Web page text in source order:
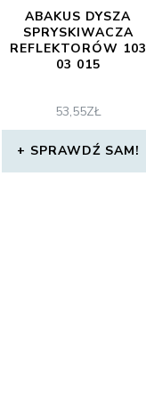
ABAKUS DYSZA
SPRYSKIWACZA
REFLEKTORÓW 103
03 015
53,55ZŁ
SPRAWDŹ SAM!